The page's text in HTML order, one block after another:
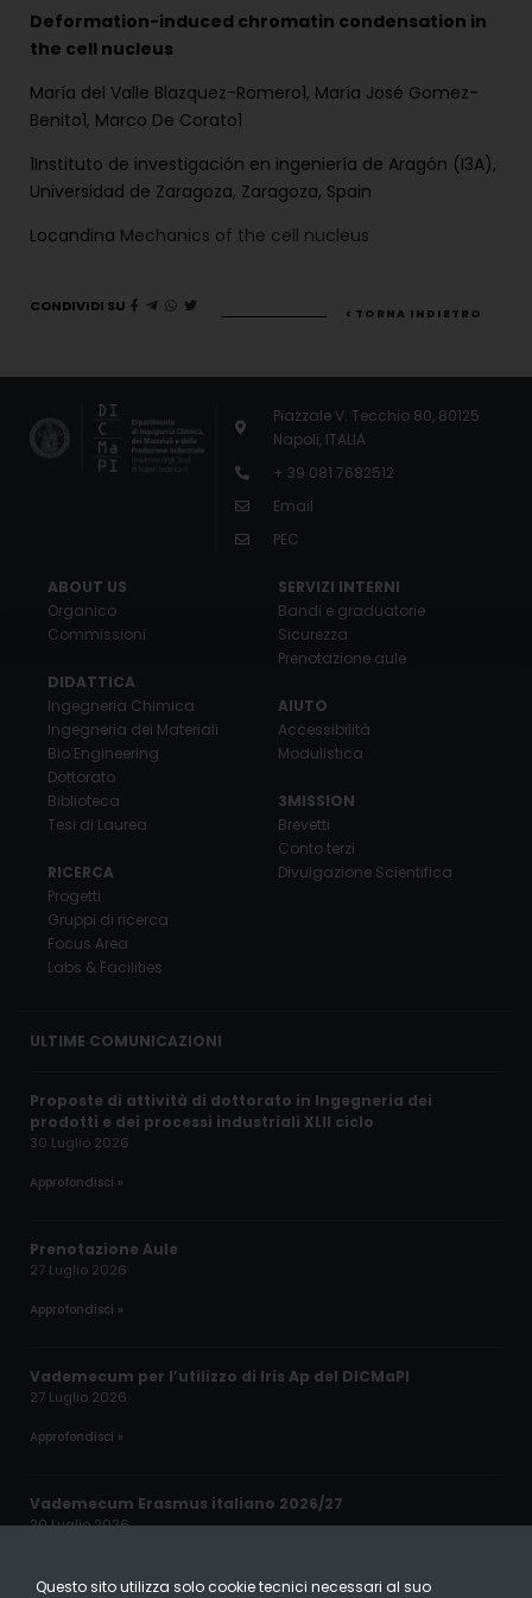
Deformation-induced chromatin condensation in
the cell nucleus
María del Valle Blazquez-Romero1, María José Gomez-
Benito1, Marco De Corato1
1Instituto de investigación en ingeniería de Aragón (I3A),
Universidad de Zaragoza, Zaragoza, Spain
Locandina Mechanics of the cell nucleus
CONDIVIDI SU < TORNA INDIETRO
Piazzale V. Tecchio 80, 80125
Napoli, ITALIA
+ 39 081 7682512
Email
PEC
ABOUT US
Organico
Commissioni
DIDATTICA
Ingegneria Chimica
Ingegneria dei Materiali
Bio Engineering
Dottorato
Biblioteca
Tesi di Laurea
RICERCA
Progetti
Gruppi di ricerca
Focus Area
Labs & Facilities
SERVIZI INTERNI
Bandi e graduatorie
Sicurezza
Prenotazione aule
AIUTO
Accessibilità
Modulistica
3MISSION
Brevetti
Conto terzi
Divulgazione Scientifica
ULTIME COMUNICAZIONI
Proposte di attività di dottorato in Ingegneria dei
prodotti e dei processi industriali XLII ciclo
30 Luglio 2026
Approfondisci »
Prenotazione Aule
27 Luglio 2026
Approfondisci »
Vademecum per l’utilizzo di Iris Ap del DICMaPI
27 Luglio 2026
Approfondisci »
Vademecum Erasmus italiano 2026/27
20 Luglio 2026
Questo sito utilizza solo cookie tecnici necessari al suo